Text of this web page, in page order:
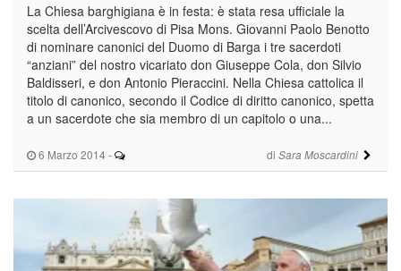
6 Marzo 2014 - di Sara Moscardini
La Chiesa barghigiana è in festa: è stata resa ufficiale la
scelta dell’Arcivescovo di Pisa Mons. Giovanni Paolo Benotto
di nominare canonici del Duomo di Barga i tre sacerdoti
“anziani” del nostro vicariato don Giuseppe Cola, don Silvio
Baldisseri, e don Antonio Pieraccini. Nella Chiesa cattolica il
titolo di canonico, secondo il Codice di diritto canonico, spetta
a un sacerdote che sia membro di un capitolo o una...